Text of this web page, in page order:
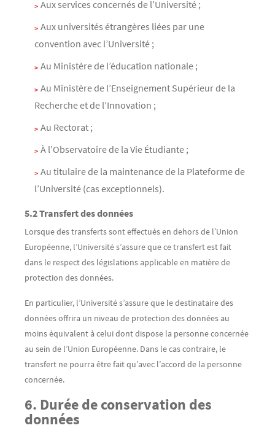
Aux services concernés de l’Université ;
Aux universités étrangères liées par une
convention avec l’Université ;
Au Ministère de l’éducation nationale ;
Au Ministère de l’Enseignement Supérieur de la
Recherche et de l’Innovation ;
Au Rectorat ;
À l’Observatoire de la Vie Étudiante ;
Au titulaire de la maintenance de la Plateforme de
l’Université (cas exceptionnels).
5.2 Transfert des données
Lorsque des transferts sont effectués en dehors de l’Union
Européenne, l’Université s’assure que ce transfert est fait
dans le respect des législations applicable en matière de
protection des données.
En particulier, l’Université s’assure que le destinataire des
données offrira un niveau de protection des données au
moins équivalent à celui dont dispose la personne concernée
au sein de l’Union Européenne. Dans le cas contraire, le
transfert ne pourra être fait qu’avec l’accord de la personne
concernée.
6. Durée de conservation des
données